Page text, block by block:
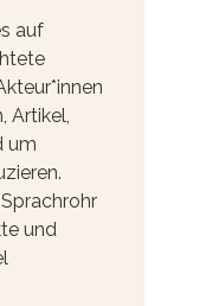
auf
Artikel,
um
und